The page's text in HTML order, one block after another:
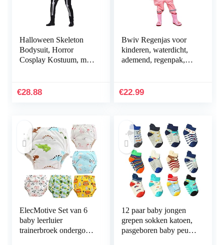
Halloween Skeleton
Bodysuit, Horror
Cosplay Kostuum, met
Perfecte Gift Choice
€28.88
Bwiv Regenjas voor
kinderen, waterdicht,
ademend, regenpak,
reflector, lichte…
€22.99
ElecMotive Set van 6
baby leerluier
trainerbroek ondergoed
12 paar baby jongen
grepen sokken katoen,
pasgeboren baby peuter